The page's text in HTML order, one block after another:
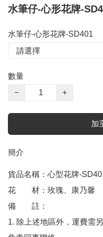
水筆仔-心形花牌-
水筆仔-心形花牌-SD401
數量
−
+
加
簡介
貨品名稱：心型花牌-
花　　材：玫瑰、康乃馨
備　　註：
1. 除上述地區外，運費需